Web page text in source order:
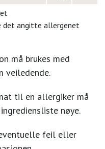
det angitte allergenet
må brukes med
veiledende.
til en allergiker må
nøye.
feil eller